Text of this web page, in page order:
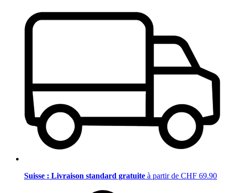
Suisse : Livraison standard gratuite à partir de CHF 69.90